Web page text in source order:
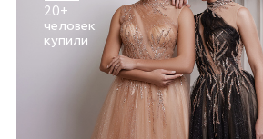
20+
человек